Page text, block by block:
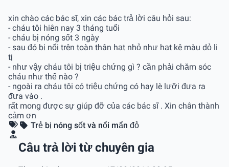
xin chào các bác sĩ, xin các bác trả lời câu hỏi sau:
- cháu tôi hiên nay 3 tháng tuổi
- cháu bị nóng sốt 3 ngày
- sau đó bị nổi trên toàn thân hạt nhỏ như hạt kê màu dỏ li
tị
- như vậy cháu tôi bị triệu chứng gì ? cần phải chăm sóc
cháu như thế nào ?
- ngoài ra cháu tôi có triệu chứng có hay lè lưỡi đưa ra
đưa vào .
rất mong được sự giúp đỡ của các bác sĩ . Xin chân thành
cảm ơn
Trẻ bị nóng sốt và nổi mẩn đỏ
Câu trả lời từ chuyên gia